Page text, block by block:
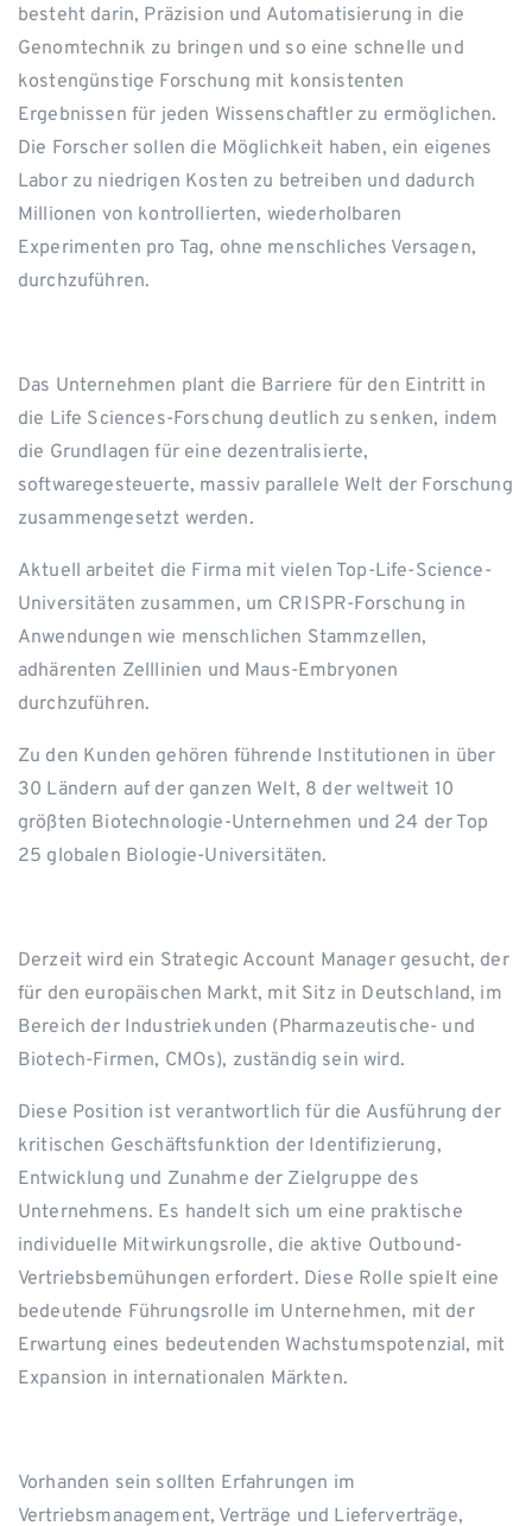
besteht darin, Präzision und Automatisierung in die
Genomtechnik zu bringen und so eine schnelle und
kostengünstige Forschung mit konsistenten
Ergebnissen für jeden Wissenschaftler zu ermöglichen.
Die Forscher sollen die Möglichkeit haben, ein eigenes
Labor zu niedrigen Kosten zu betreiben und dadurch
Millionen von kontrollierten, wiederholbaren
Experimenten pro Tag, ohne menschliches Versagen,
durchzuführen.
Das Unternehmen plant die Barriere für den Eintritt in
die Life Sciences-Forschung deutlich zu senken, indem
die Grundlagen für eine dezentralisierte,
softwaregesteuerte, massiv parallele Welt der Forschung
zusammengesetzt werden.
Aktuell arbeitet die Firma mit vielen Top-Life-Science-
Universitäten zusammen, um CRISPR-Forschung in
Anwendungen wie menschlichen Stammzellen,
adhärenten Zelllinien und Maus-Embryonen
durchzuführen.
Zu den Kunden gehören führende Institutionen in über
30 Ländern auf der ganzen Welt, 8 der weltweit 10
größten Biotechnologie-Unternehmen und 24 der Top
25 globalen Biologie-Universitäten.
Derzeit wird ein Strategic Account Manager gesucht, der
für den europäischen Markt, mit Sitz in Deutschland, im
Bereich der Industriekunden (Pharmazeutische- und
Biotech-Firmen, CMOs), zuständig sein wird.
Diese Position ist verantwortlich für die Ausführung der
kritischen Geschäftsfunktion der Identifizierung,
Entwicklung und Zunahme der Zielgruppe des
Unternehmens. Es handelt sich um eine praktische
individuelle Mitwirkungsrolle, die aktive Outbound-
Vertriebsbemühungen erfordert. Diese Rolle spielt eine
bedeutende Führungsrolle im Unternehmen, mit der
Erwartung eines bedeutenden Wachstumspotenzial, mit
Expansion in internationalen Märkten.
Vorhanden sein sollten Erfahrungen im
Vertriebsmanagement, Verträge und Lieferverträge,